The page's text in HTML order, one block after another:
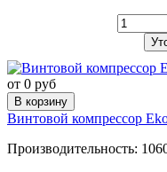
от 0 руб
В корзину
Винтовой компрессор
Производительность: